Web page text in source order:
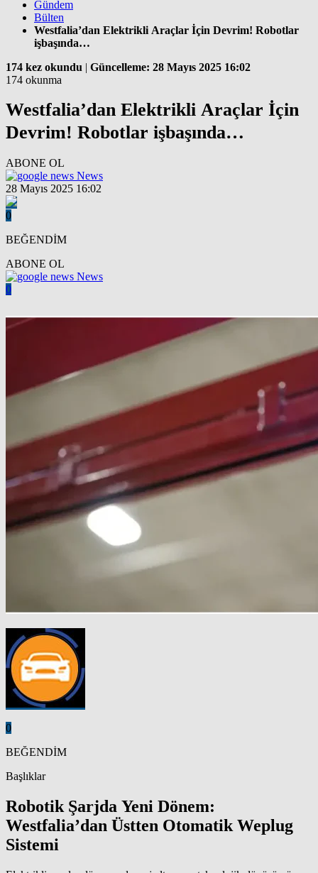
Gündem
Bülten
Westfalia’dan Elektrikli Araçlar İçin Devrim! Robotlar
işbaşında…
174 kez okundu | Güncelleme: 28 Mayıs 2025 16:02
174 okunma
Westfalia’dan Elektrikli Araçlar İçin
Devrim! Robotlar işbaşında…
ABONE OL
News
28 Mayıs 2025 16:02
0
BEĞENDİM
ABONE OL
News
0
0
BEĞENDİM
Başlıklar
Robotik Şarjda Yeni Dönem:
Westfalia’dan Üstten Otomatik Weplug
Sistemi